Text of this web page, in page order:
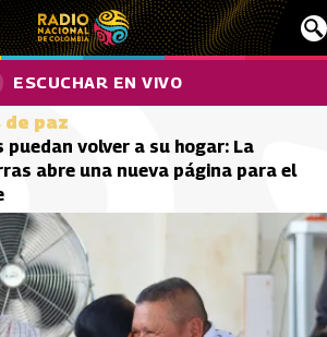
ESCUCHAR EN VIVO
de paz
puedan volver a su hogar: La
abre una nueva página para el